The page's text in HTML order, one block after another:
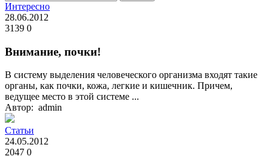
Интересно
28.06.2012
3139 0
Внимание, почки!
В систему выделения человеческого организма входят такие
органы, как почки, кожа, легкие и кишечник. Причем,
ведущее место в этой системе ...
Автор: admin
Статьи
24.05.2012
2047 0